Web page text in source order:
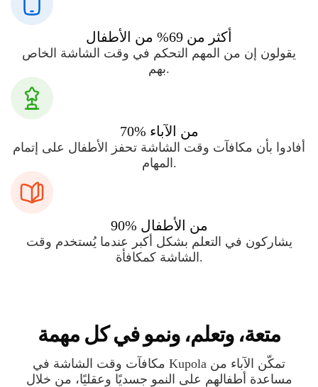
أكثر من 69% من الأطفال
يقولون إن من المهم التحكم في وقت الشاشة الخاص
بهم.
70% من الآباء
أفادوا بأن مكافآت وقت الشاشة تحفز الأطفال على إتمام
المهام.
90% من الأطفال
يشاركون في التعلم بشكل أكبر عندما يُستخدم وقت
الشاشة كمكافأة.
متعة، وتعلم، ونمو في كل مهمة
مكافآت وقت الشاشة في Kupola تمكّن الآباء من
مساعدة أطفالهم على النمو جسديًا وعقليًا، من خلال